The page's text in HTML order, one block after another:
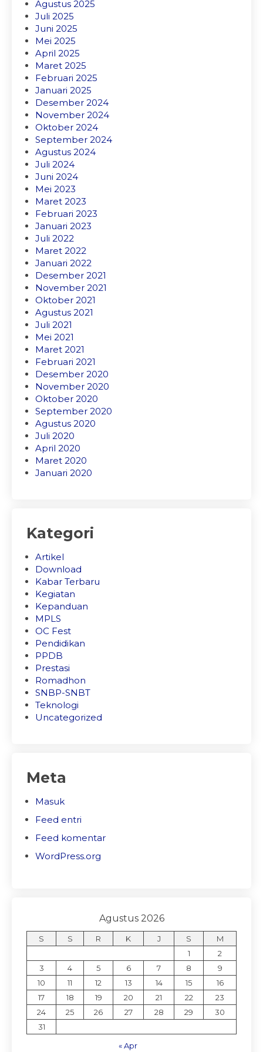
Agustus 2025
Juli 2025
Juni 2025
Mei 2025
April 2025
Maret 2025
Februari 2025
Januari 2025
Desember 2024
November 2024
Oktober 2024
September 2024
Agustus 2024
Juli 2024
Juni 2024
Mei 2023
Maret 2023
Februari 2023
Januari 2023
Juli 2022
Maret 2022
Januari 2022
Desember 2021
November 2021
Oktober 2021
Agustus 2021
Juli 2021
Mei 2021
Maret 2021
Februari 2021
Desember 2020
November 2020
Oktober 2020
September 2020
Agustus 2020
Juli 2020
April 2020
Maret 2020
Januari 2020
Kategori
Artikel
Download
Kabar Terbaru
Kegiatan
Kepanduan
MPLS
OC Fest
Pendidikan
PPDB
Prestasi
Romadhon
SNBP-SNBT
Teknologi
Uncategorized
Meta
Masuk
Feed entri
Feed komentar
WordPress.org
Agustus 2026
S S R K J S
M
1
2
3
4 5 6 7 8
9
10
11 12 13 14 15
16
17
18 19 20 21 22
23
24
25 26 27 28 29
30
31
« Apr